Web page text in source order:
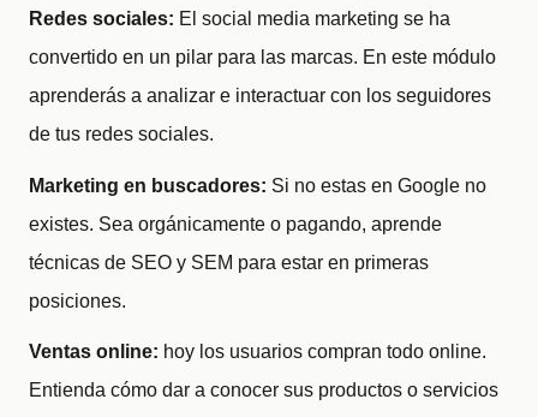
Redes sociales: El social media marketing se ha
convertido en un pilar para las marcas. En este módulo
aprenderás a analizar e interactuar con los seguidores
de tus redes sociales.
Marketing en buscadores: Si no estas en Google no
existes. Sea orgánicamente o pagando, aprende
técnicas de SEO y SEM para estar en primeras
posiciones.
Ventas online: hoy los usuarios compran todo online.
Entienda cómo dar a conocer sus productos o servicios